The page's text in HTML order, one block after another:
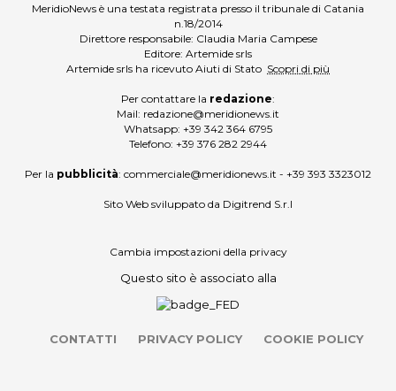
MeridioNews è una testata registrata presso il tribunale di Catania
n.18/2014
Direttore responsabile: Claudia Maria Campese
Editore: Artemide srls
Artemide srls ha ricevuto Aiuti di Stato Scopri di più
Per contattare la redazione:
Mail: redazione@meridionews.it
Whatsapp: +39 342 364 6795
Telefono: +39 376 282 2944
Per la pubblicità: commerciale@meridionews.it - +39 393 3323012
Sito Web sviluppato da Digitrend S.r.l
Cambia impostazioni della privacy
Questo sito è associato alla
CONTATTI PRIVACY POLICY COOKIE POLICY